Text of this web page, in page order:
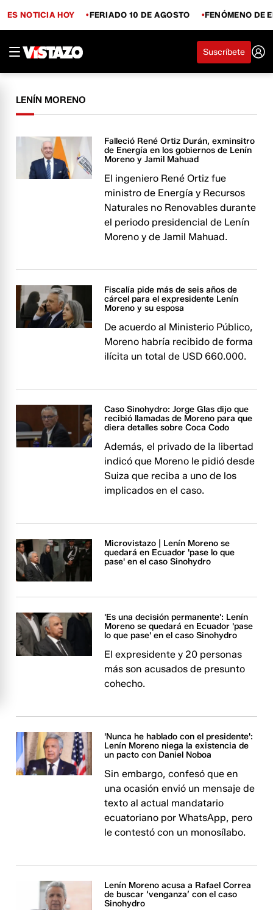
ES NOTICIA HOY FERIADO 10 DE AGOSTO FENÓMENO DE
Suscríbete
LENÍN MORENO
Falleció René Ortiz Durán, exminsitro
de Energía en los gobiernos de Lenín
Moreno y Jamil Mahuad
El ingeniero René Ortiz fue
ministro de Energía y Recursos
Naturales no Renovables durante
el periodo presidencial de Lenín
Moreno y de Jamil Mahuad.
Fiscalía pide más de seis años de
cárcel para el expresidente Lenín
Moreno y su esposa
De acuerdo al Ministerio Público,
Moreno habría recibido de forma
ilícita un total de USD 660.000.
Caso Sinohydro: Jorge Glas dijo que
recibió llamadas de Moreno para que
diera detalles sobre Coca Codo
Además, el privado de la libertad
indicó que Moreno le pidió desde
Suiza que reciba a uno de los
implicados en el caso.
Microvistazo | Lenín Moreno se
quedará en Ecuador 'pase lo que
pase' en el caso Sinohydro
'Es una decisión permanente': Lenín
Moreno se quedará en Ecuador 'pase
lo que pase' en el caso Sinohydro
El expresidente y 20 personas
más son acusados de presunto
cohecho.
'Nunca he hablado con el presidente':
Lenín Moreno niega la existencia de
un pacto con Daniel Noboa
Sin embargo, confesó que en
una ocasión envió un mensaje de
texto al actual mandatario
ecuatoriano por WhatsApp, pero
le contestó con un monosílabo.
Lenín Moreno acusa a Rafael Correa
de buscar ‘venganza’ con el caso
Sinohydro